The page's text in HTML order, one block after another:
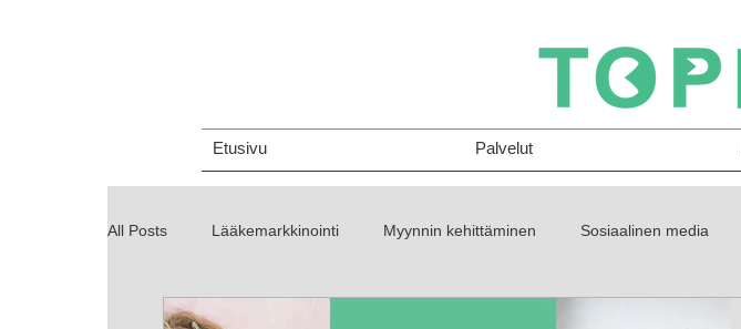
Etusivu Palvelut
All Posts Lääkemarkkinointi Myynnin kehittäminen Sosiaalinen media
Markkinointi